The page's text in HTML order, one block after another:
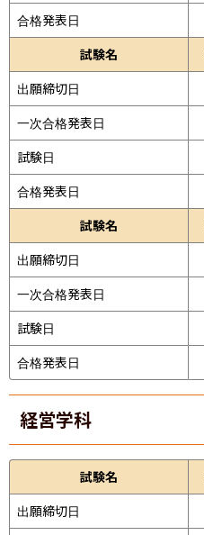
合格発表日
試験名
出願締切日
一次合格発表日
試験日
合格発表日
試験名
出願締切日
一次合格発表日
試験日
合格発表日
経営学科
試験名
出願締切日